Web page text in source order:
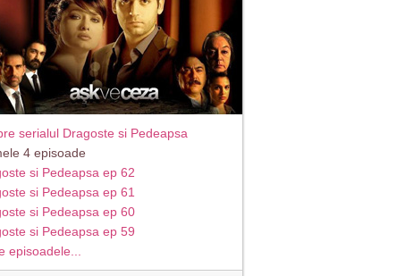
serialul Dragoste si Pedeapsa
4 episoade
si Pedeapsa ep 62
si Pedeapsa ep 61
si Pedeapsa ep 60
si Pedeapsa ep 59
episoadele...